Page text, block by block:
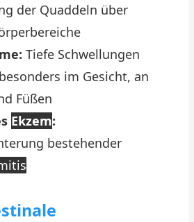
der Quaddeln über
Tiefe Schwellungen
im Gesicht, an
Füßen
Ekzem:
bestehender